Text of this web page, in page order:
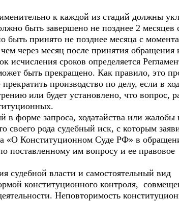
к каждой из стадий должны
быть завершено не позднее 2 месяцев
принято не позднее месяца с
через месяц после принятия обращения
сроков определяется
быть прекращено. Как правило, это
производство по делу, если в
или будет установлено, что вопрос,
форме запроса, ходатайства или жалобы
рода судебный иск, с которым
«О Конституционном Суде РФ» в
поставленному им вопросу и ее правовое
судебной власти и самостоятельный вид
конституционного контроля,
Неповторимость